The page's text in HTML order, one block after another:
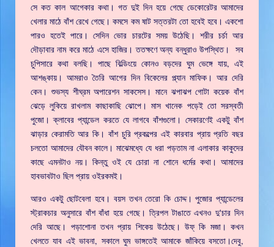
সে কত কাল আগেকার কথা। গত দুই দিন হয়ে গেছে ডেকোরেটর আমাদের
খেলার মাঠে বাঁশ রেখে গেছে। কমসে কম ষাট সত্তরটা তো হবেই হবে। একশো
পারও হতেই পারে। সেদিন ভোর চারটের সময় উঠেছি। শরীর চর্চা আর
দৌড়াবার নাম করে মাঠে এসে হাজির। ততক্ষণে অন্য বন্ধুরাও উপস্থিত। সব
চুপিসারে কথা বলছি। পাছে বিল্ডিংয়ে কোনও বড়দের ঘুম ভেঙ্গে যায়, এই
আশঙ্কায়। আমরাও তৈরি আগের দিন বিকেলের প্ল্যান মাফিক। আর দেরি
কেন। শুভস্য শীঘ্রম অপারেশন সাকসেস। মানে ঝপাঝপ গোটা কয়েক বাঁশ
ঝেড়ে লুকিয়ে রাখলাম কাছাকাছি ঝোপে। মাস খানেক পড়েই তো সরস্বতী
পুজো। ক্লাবের প্যান্ডেল করতে যে লাগবে বাঁশগুলো। সেকারণেই একটু বাঁশ
ঝাড়ার কেরামতি আর কি। বাঁশ চুরি প্রকল্পের এই কারবার প্রায় প্রতি বছর
চলতো আমাদের যৌবন কালে। মাঝেমধ্যে যে ধরা পড়তাম না এলাকার কাকুদের
কাছে এমনটাও নয়। কিন্তু ওই যে চোরা না শোনে ধর্মের কথা। আমাদের
হাবভাবটাও ছিল প্রায় ওইরকমই।
আরও একটু ছোটবেলা হবে। বয়স তখন তেরো কি চোদ্দ। পুজোর প্যান্ডেলের
স্ট্রাকচার অনুসারে বাঁশ বাঁধা হয়ে গেছে। ত্রিপল টাঙাতে এখনও দু'চার দিন
দেরি আছে। পড়াশোনা তখন প্রায় শিকেয় উঠেছে। উফ্ কি মজা। কখন
খেলতে যাব এই ভাবনা, সকালে ঘুম ভাঙ্গতেই আমাকে জাঁকিয়ে বসতো।দেবু,